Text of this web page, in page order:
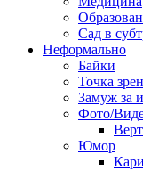
Сад в
Неформально
Байки
Точка
Замуж за
Фото/
Юмор